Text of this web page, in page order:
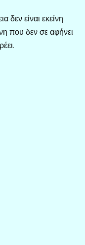
δεν είναι εκείνη
που δεν σε αφήνει